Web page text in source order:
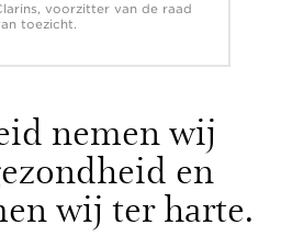
voorzitter van de raad
toezicht.
nemen wij
en
wij ter harte.